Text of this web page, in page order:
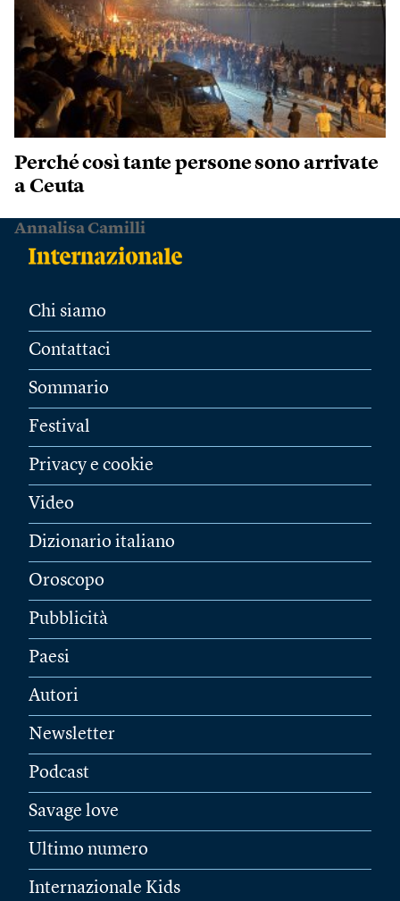
Perché così tante persone sono arrivate
a Ceuta
Annalisa Camilli
Chi siamo
Contattaci
Sommario
Festival
Privacy e cookie
Video
Dizionario italiano
Oroscopo
Pubblicità
Paesi
Autori
Newsletter
Podcast
Savage love
Ultimo numero
Internazionale Kids